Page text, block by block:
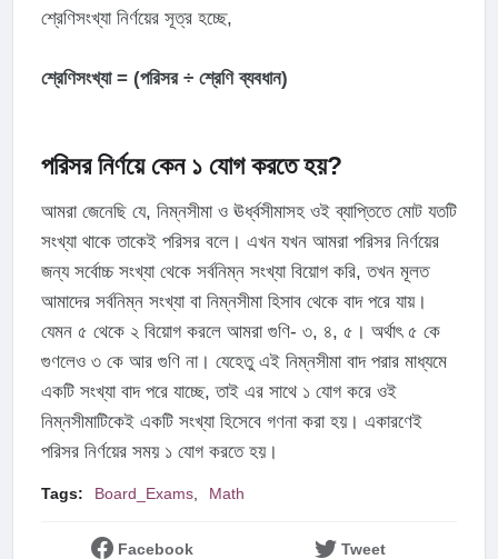
শ্রেণিসংখ্যা নির্ণয়ের সূত্র হচ্ছে,
শ্রেণিসংখ্যা = (পরিসর ÷ শ্রেণি ব্যবধান)
পরিসর নির্ণয়ে কেন ১ যোগ করতে হয়?
আমরা জেনেছি যে, নিম্নসীমা ও ঊর্ধ্বসীমাসহ ওই ব্যাপ্তিতে মোট যতটি
সংখ্যা থাকে তাকেই পরিসর বলে। এখন যখন আমরা পরিসর নির্ণয়ের
জন্য সর্বোচ্চ সংখ্যা থেকে সর্বনিম্ন সংখ্যা বিয়োগ করি, তখন মূলত
আমাদের সর্বনিম্ন সংখ্যা বা নিম্নসীমা হিসাব থেকে বাদ পরে যায়।
যেমন ৫ থেকে ২ বিয়োগ করলে আমরা গুণি- ৩, ৪, ৫। অর্থাৎ ৫ কে
গুণলেও ৩ কে আর গুণি না। যেহেতু এই নিম্নসীমা বাদ পরার মাধ্যমে
একটি সংখ্যা বাদ পরে যাচ্ছে, তাই এর সাথে ১ যোগ করে ওই
নিম্নসীমাটিকেই একটি সংখ্যা হিসেবে গণনা করা হয়। একারণেই
পরিসর নির্ণয়ের সময় ১ যোগ করতে হয়।
Tags: Board_Exams Math
Facebook Tweet